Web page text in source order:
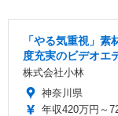
「やる気重視」
度充実のビデオエ
株式会社小林
神奈川県
年収420万円～